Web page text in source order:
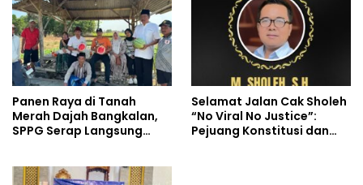
Panen Raya di Tanah
Merah Dajah Bangkalan,
SPPG Serap Langsung
Selamat Jalan Cak Sholeh
“No Viral No Justice”:
Pejuang Konstitusi dan